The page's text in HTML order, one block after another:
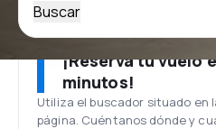
Buscar
¡Reserva tu vuelo
minutos!
Utiliza el buscador situado en
página. Cuéntanos dónde y